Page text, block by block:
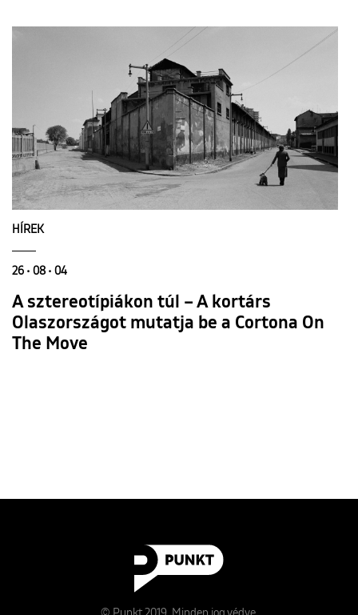
HÍREK
26 • 08 • 04
A sztereotípiákon túl – A kortárs
Olaszországot mutatja be a Cortona On
The Move